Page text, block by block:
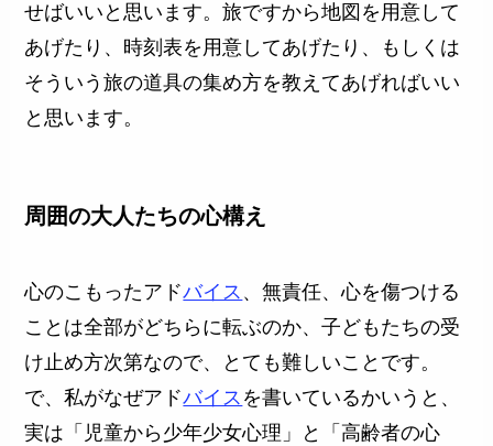
せばいいと思います。旅ですから地図を用意して
あげたり、時刻表を用意してあげたり、もしくは
そういう旅の道具の集め方を教えてあげればいい
と思います。
周囲の大人たちの心構え
心のこもったアドバイス 、無責任、心を傷つける
ことは全部がどちらに転ぶのか、子どもたちの受
け止め方次第なので、とても難しいことです。
で、私がなぜアドバイス を書いているかいうと、
実は「児童から少年少女心理」と「高齢者の心